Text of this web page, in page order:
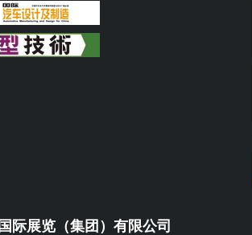
际展览（集团）有限公司